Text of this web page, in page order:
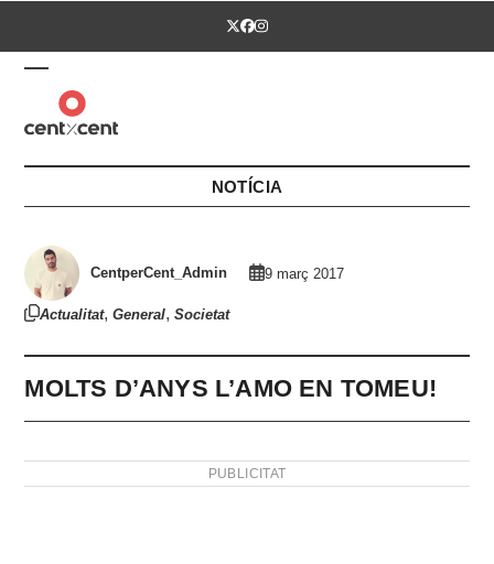
Twitter
Facebook
Instagram
Open
mobile
menu
Close
mobile
menu
NOTÍCIA
CentperCent_Admin 9 març 2017
Actualitat,General,Societat
MOLTS D’ANYS L’AMO EN TOMEU!
PUBLICITAT